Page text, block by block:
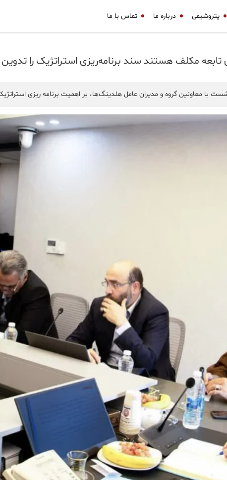
پتروشیمی درباره ما تماس با ما
مکلف هستند سند برنامه‌ریزی استراتژیک را
با معاونین گروه و مدیران عامل هلدینگ‌ها، بر اهمیت برنامه ریزی